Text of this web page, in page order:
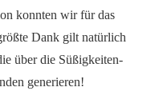
konnten wir für das
Dank gilt natürlich
über die Süßigkeiten-
generieren!